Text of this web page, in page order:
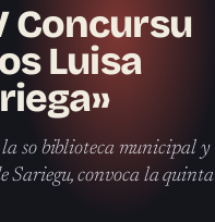
Concursu
Luisa
so biblioteca municipal y
Sariegu, convoca la quinta